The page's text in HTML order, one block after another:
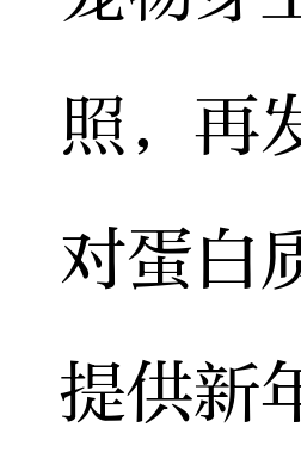
照，再
对蛋白
提供新